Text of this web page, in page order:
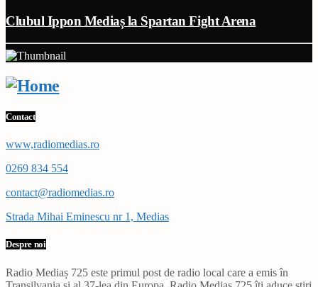
Clubul Ippon Mediaș la Spartan Fight Arena
Contact
www,radiomedias.ro
0269 834 554
contact@radiomedias.ro
Strada Mihai Eminescu nr 1, Medias
Despre noi
Radio Mediaș 725 este primul post de radio local care a emis în